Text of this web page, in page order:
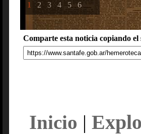
1 2 3 4 5 6
Comparte esta noticia copiando el
Inicio |